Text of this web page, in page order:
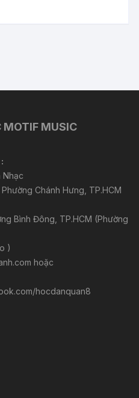
MUSIC
Nhạc
Chánh Hưng, TP.HCM
Bình Đông, TP.HCM (Phường
)
hoặc
hocdanquan8